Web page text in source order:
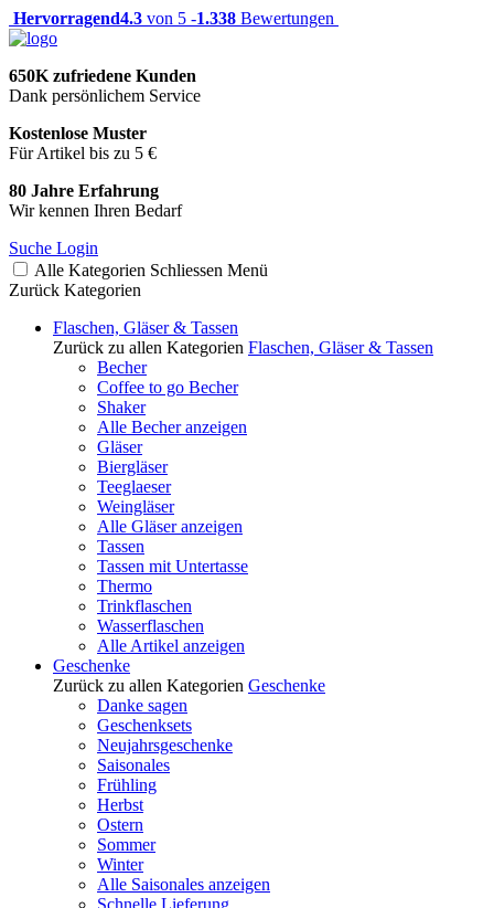
Hervorragend4.3 von 5 -1.338 Bewertungen
650K zufriedene Kunden
Dank persönlichem Service
Kostenlose Muster
Für Artikel bis zu 5 €
80 Jahre Erfahrung
Wir kennen Ihren Bedarf
Suche Login
Alle Kategorien Schliessen Menü
Zurück Kategorien
Flaschen, Gläser & Tassen
Zurück zu allen Kategorien Flaschen, Gläser & Tassen
Becher
Coffee to go Becher
Shaker
Alle Becher anzeigen
Gläser
Biergläser
Teeglaeser
Weingläser
Alle Gläser anzeigen
Tassen
Tassen mit Untertasse
Thermo
Trinkflaschen
Wasserflaschen
Alle Artikel anzeigen
Geschenke
Zurück zu allen Kategorien Geschenke
Danke sagen
Geschenksets
Neujahrsgeschenke
Saisonales
Frühling
Herbst
Ostern
Sommer
Winter
Alle Saisonales anzeigen
Schnelle Lieferung